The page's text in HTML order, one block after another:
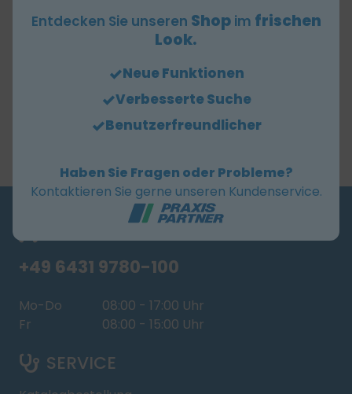
äußerst saugfähig | Liegenbezüge mit
Rundum-Gummizug und Tunnelnaht |
Farbecht, bügelfrei und
wäschetrocknergeeignet |
+49 6431 9780-100
Mo-Do
08:00 - 17:00 Uhr
Fr
08:00 - 15:00 Uhr
SERVICE
Entdecken Sie unseren Shop im frischen
Look.
Neue Funktionen
Verbesserte Suche
Benutzerfreundlicher
Haben Sie Fragen oder Probleme?
Kontaktieren Sie gerne unseren Kundenservice.